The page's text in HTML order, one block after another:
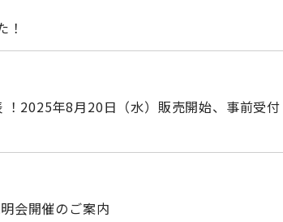
！
2025年8月20日（水）販売開始、事前受付
会開催のご案内